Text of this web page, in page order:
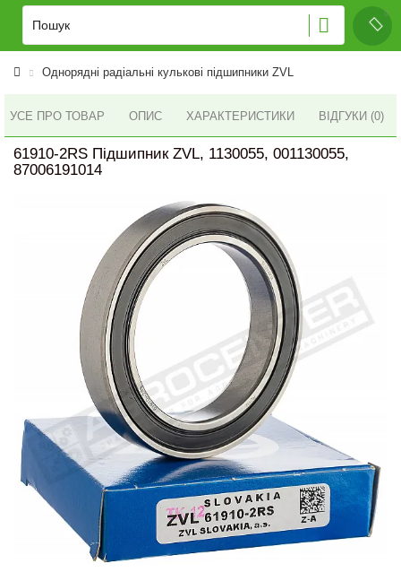
Однорядні радіальні кулькові підшипники ZVL
УСЕ ПРО ТОВАР ОПИС ХАРАКТЕРИСТИКИ ВІДГУКИ (0)
61910-2RS Підшипник ZVL, 1130055, 001130055,
87006191014